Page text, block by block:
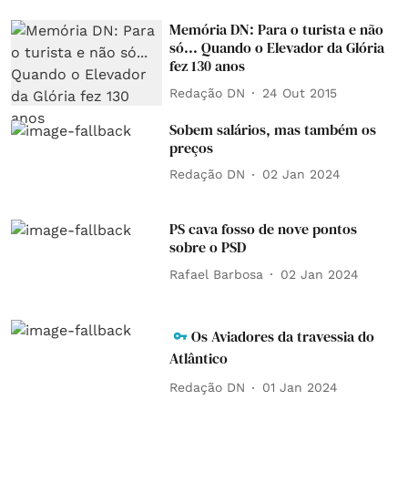
Memória DN: Para o turista e não
só... Quando o Elevador da Glória
fez 130 anos
Redação DN 24 Out 2015
Sobem salários, mas também os
preços
Redação DN 02 Jan 2024
PS cava fosso de nove pontos
sobre o PSD
Rafael Barbosa 02 Jan 2024
Os Aviadores da travessia do
Atlântico
Redação DN 01 Jan 2024